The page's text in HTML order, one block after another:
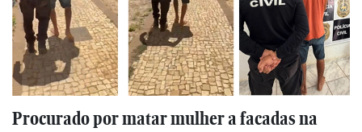
Procurado por matar mulher a facadas na